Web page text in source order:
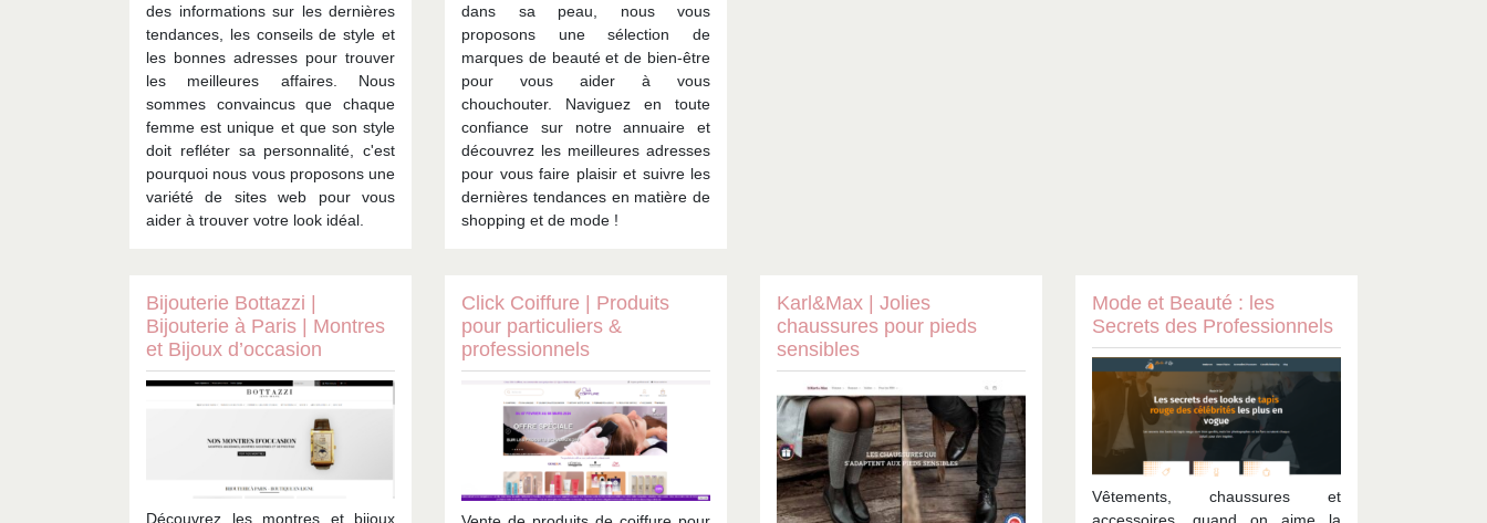
des informations sur les dernières
tendances, les conseils de style et
les bonnes adresses pour trouver
les meilleures affaires. Nous
sommes convaincus que chaque
femme est unique et que son style
doit refléter sa personnalité, c'est
pourquoi nous vous proposons une
variété de sites web pour vous
aider à trouver votre look idéal.
dans sa peau, nous vous
proposons une sélection de
marques de beauté et de bien-être
pour vous aider à vous
chouchouter. Naviguez en toute
confiance sur notre annuaire et
découvrez les meilleures adresses
pour vous faire plaisir et suivre les
dernières tendances en matière de
shopping et de mode !
Bijouterie Bottazzi |
Bijouterie à Paris | Montres
et Bijoux d’occasion
Découvrez les montres et bijoux
Click Coiffure | Produits
pour particuliers &
professionnels
Karl&Max | Jolies
chaussures pour pieds
sensibles
Mode et Beauté : les
Secrets des Professionnels
Vêtements, chaussures et